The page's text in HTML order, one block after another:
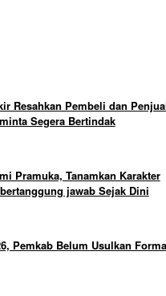
Resahkan Pembeli dan
Segera Bertindak
Pramuka, Tanamkan Karakter
jawab Sejak Dini
Pemkab Belum Usulkan